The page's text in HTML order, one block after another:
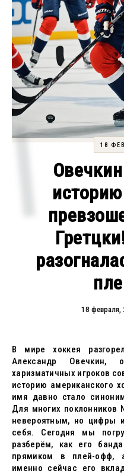
18
18 февраля,
В мире хоккея
Александр
харизматичных игроков
историю американского
имя давно стало
Для многих поклонников
невероятным, но цифры
себя. Сегодня мы
разберём, как его
прямиком в плей-офф,
именно сейчас его